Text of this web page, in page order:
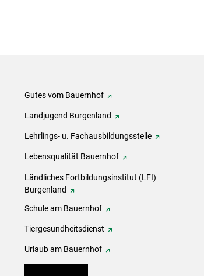
Gutes vom Bauernhof
Landjugend Burgenland
Lehrlings- u. Fachausbildungsstelle
Lebensqualität Bauernhof
Ländliches Fortbildungsinstitut (LFI)
Burgenland
Schule am Bauernhof
Tiergesundheitsdienst
Urlaub am Bauernhof